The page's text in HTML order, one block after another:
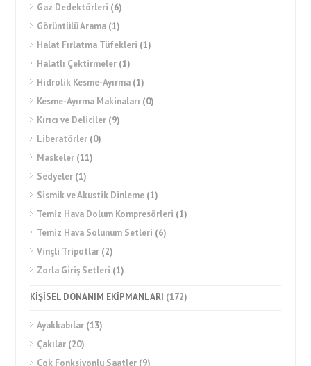
Gaz Dedektörleri (6)
Görüntülü Arama (1)
Halat Fırlatma Tüfekleri (1)
Halatlı Çektirmeler (1)
Hidrolik Kesme-Ayırma (1)
Kesme-Ayırma Makinaları (0)
Kırıcı ve Deliciler (9)
Liberatörler (0)
Maskeler (11)
Sedyeler (1)
Sismik ve Akustik Dinleme (1)
Temiz Hava Dolum Kompresörleri (1)
Temiz Hava Solunum Setleri (6)
Vinçli Tripotlar (2)
Zorla Giriş Setleri (1)
KİŞİSEL DONANIM EKİPMANLARI (172)
Ayakkabılar (13)
Çakılar (20)
Çok Fonksiyonlu Saatler (9)